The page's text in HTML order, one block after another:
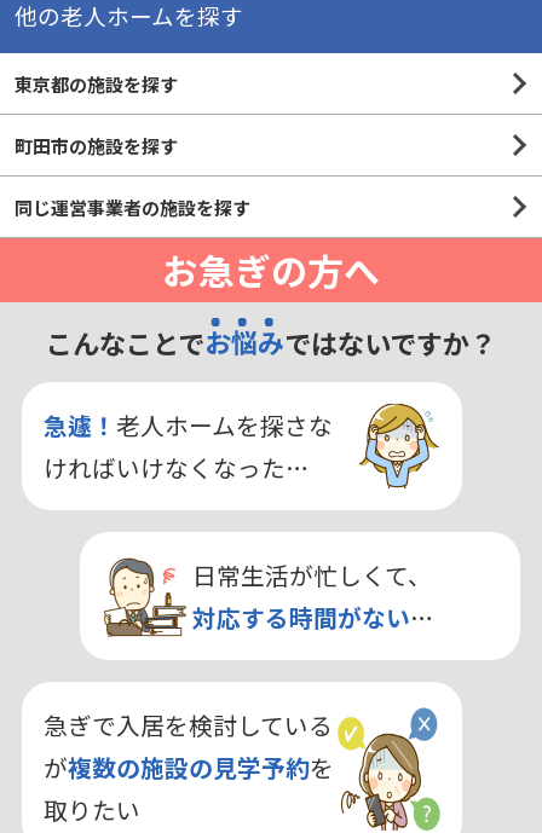
他の老人ホームを探す
東京都の施設を探す
町田市の施設を探す
同じ運営事業者の施設を探す
お急ぎの方へ
こんなことでお悩みではないですか？
急遽！ 老人ホームを探さな
ければいけなくなった…
日常生活が忙しくて、
対応する時間がない…
急ぎで入居を検討している
が複数の施設の見学予約を
取りたい